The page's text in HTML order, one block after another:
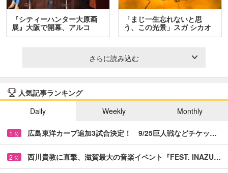
『シティーハンター大原画
展』大阪で開幕、アルコ
＆…
「まじ一生忘れないと思
う、この光景」スガ シカオ
と…
さらに読み込む
人気記事ランキング
Daily
Weekly Monthly
1 位 広島東洋カープ追加3試合決定！ 9/25巨人戦などチケッ…
2 位 西川貴教に直撃、滋賀最大の音楽イベント『FEST. INAZU…